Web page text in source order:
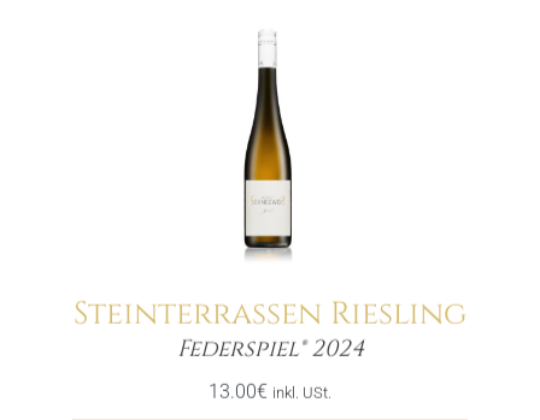
Steinterrassen Riesling
Federspiel® 2024
13.00€ inkl. USt.
Menge